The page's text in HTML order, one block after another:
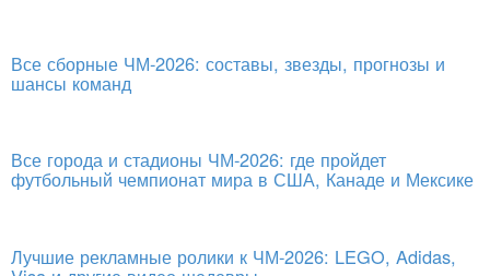
Все сборные ЧМ-2026: составы, звезды, прогнозы и
шансы команд
Все города и стадионы ЧМ-2026: где пройдет
футбольный чемпионат мира в США, Канаде и Мексике
Лучшие рекламные ролики к ЧМ-2026: LEGO, Adidas,